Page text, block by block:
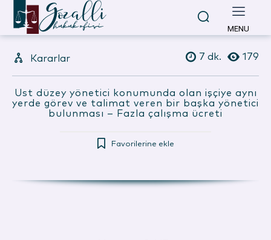
MENU
Kararlar 179
7 dk.
Üst düzey yönetici konumunda olan işçiye aynı
yerde görev ve talimat veren bir başka yönetici
bulunması – Fazla çalışma ücreti
Favorilerine ekle